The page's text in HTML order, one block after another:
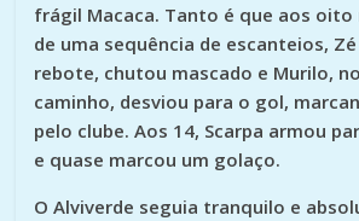
frágil Macaca. Tanto é que aos oito
de uma sequência de escanteios,
rebote, chutou mascado e Murilo,
caminho, desviou para o gol,
pelo clube. Aos 14, Scarpa armou
e quase marcou um golaço.
O Alviverde seguia tranquilo e